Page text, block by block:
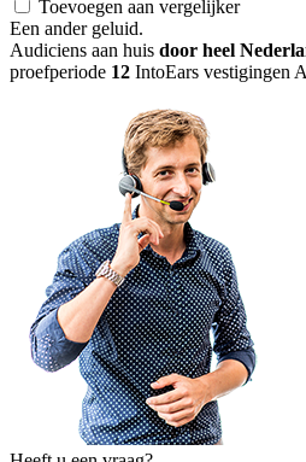
Toevoegen aan vergelijker
Een ander geluid.
Audiciens aan huis door heel
proefperiode 12 IntoEars vestigingen